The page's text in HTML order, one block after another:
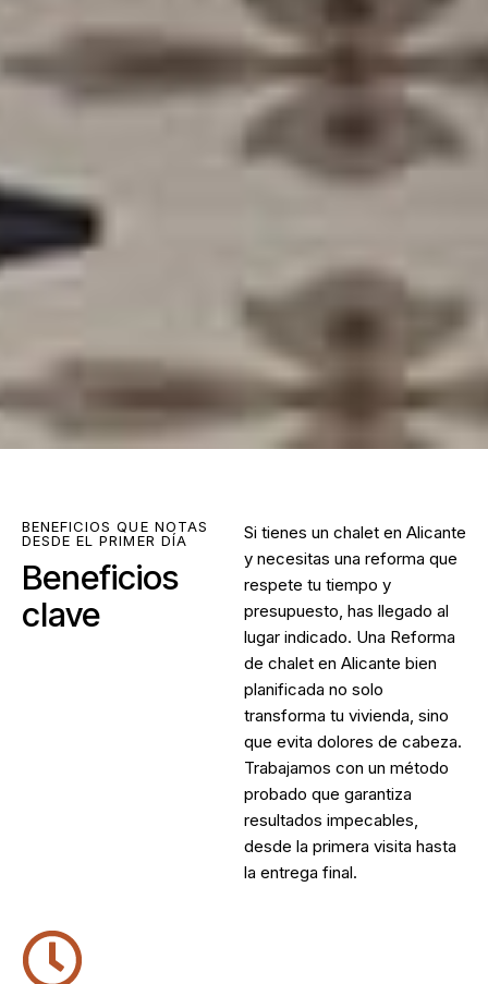
BENEFICIOS QUE NOTAS
DESDE EL PRIMER DÍA
Beneficios
clave
Si tienes un chalet en Alicante
y necesitas una reforma que
respete tu tiempo y
presupuesto, has llegado al
lugar indicado. Una Reforma
de chalet en Alicante bien
planificada no solo
transforma tu vivienda, sino
que evita dolores de cabeza.
Trabajamos con un método
probado que garantiza
resultados impecables,
desde la primera visita hasta
la entrega final.